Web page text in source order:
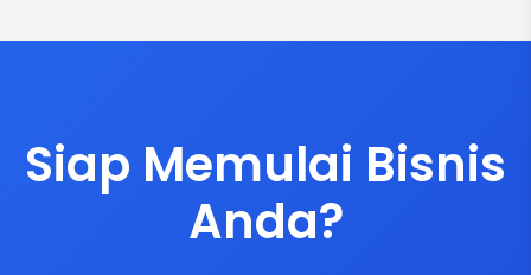
Siap Memulai Bisnis
Anda?